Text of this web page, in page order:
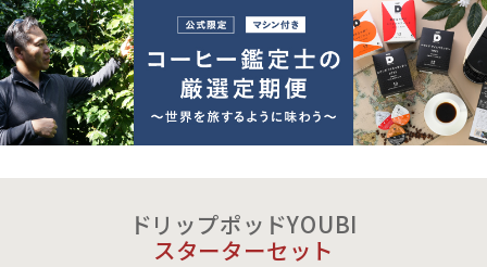
ドリップポッドYOUBI
スターターセット